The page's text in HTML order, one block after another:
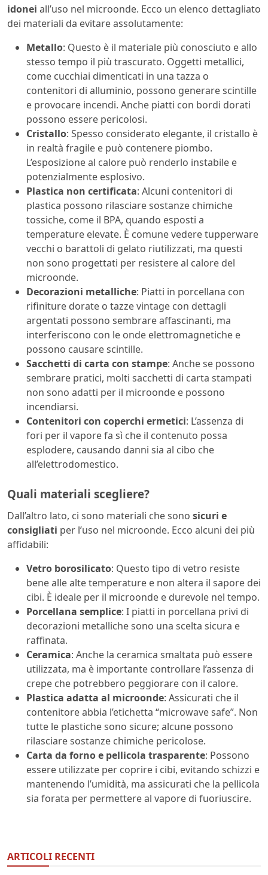
idonei all’uso nel microonde. Ecco un elenco dettagliato
dei materiali da evitare assolutamente:
Metallo: Questo è il materiale più conosciuto e allo
stesso tempo il più trascurato. Oggetti metallici,
come cucchiai dimenticati in una tazza o
contenitori di alluminio, possono generare scintille
e provocare incendi. Anche piatti con bordi dorati
possono essere pericolosi.
Cristallo: Spesso considerato elegante, il cristallo è
in realtà fragile e può contenere piombo.
L’esposizione al calore può renderlo instabile e
potenzialmente esplosivo.
Plastica non certificata: Alcuni contenitori di
plastica possono rilasciare sostanze chimiche
tossiche, come il BPA, quando esposti a
temperature elevate. È comune vedere tupperware
vecchi o barattoli di gelato riutilizzati, ma questi
non sono progettati per resistere al calore del
microonde.
Decorazioni metalliche: Piatti in porcellana con
rifiniture dorate o tazze vintage con dettagli
argentati possono sembrare affascinanti, ma
interferiscono con le onde elettromagnetiche e
possono causare scintille.
Sacchetti di carta con stampe: Anche se possono
sembrare pratici, molti sacchetti di carta stampati
non sono adatti per il microonde e possono
incendiarsi.
Contenitori con coperchi ermetici: L’assenza di
fori per il vapore fa sì che il contenuto possa
esplodere, causando danni sia al cibo che
all’elettrodomestico.
Quali materiali scegliere?
Dall’altro lato, ci sono materiali che sono sicuri e
consigliati per l’uso nel microonde. Ecco alcuni dei più
affidabili:
Vetro borosilicato: Questo tipo di vetro resiste
bene alle alte temperature e non altera il sapore dei
cibi. È ideale per il microonde e durevole nel tempo.
Porcellana semplice: I piatti in porcellana privi di
decorazioni metalliche sono una scelta sicura e
raffinata.
Ceramica: Anche la ceramica smaltata può essere
utilizzata, ma è importante controllare l’assenza di
crepe che potrebbero peggiorare con il calore.
Plastica adatta al microonde: Assicurati che il
contenitore abbia l’etichetta “microwave safe”. Non
tutte le plastiche sono sicure; alcune possono
rilasciare sostanze chimiche pericolose.
Carta da forno e pellicola trasparente: Possono
essere utilizzate per coprire i cibi, evitando schizzi e
mantenendo l’umidità, ma assicurati che la pellicola
sia forata per permettere al vapore di fuoriuscire.
ARTICOLI RECENTI